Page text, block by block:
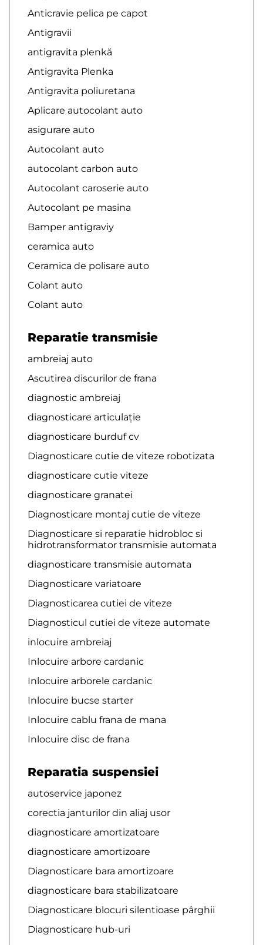
Anticravie pelica pe capot
Antigravii
antigravita plenkă
Antigravita Plenka
Antigravita poliuretana
Aplicare autocolant auto
asigurare auto
Autocolant auto
autocolant carbon auto
Autocolant caroserie auto
Autocolant pe masina
Bamper antigraviy
ceramica auto
Ceramica de polisare auto
Colant auto
Colant auto
Reparatie transmisie
ambreiaj auto
Ascutirea discurilor de frana
diagnostic ambreiaj
diagnosticare articulație
diagnosticare burduf cv
Diagnosticare cutie de viteze robotizata
diagnosticare cutie viteze
diagnosticare granatei
Diagnosticare montaj cutie de viteze
Diagnosticare si reparatie hidrobloc si
hidrotransformator transmisie automata
diagnosticare transmisie automata
Diagnosticare variatoare
Diagnosticarea cutiei de viteze
Diagnosticul cutiei de viteze automate
inlocuire ambreiaj
Inlocuire arbore cardanic
Inlocuire arborele cardanic
Inlocuire bucse starter
Inlocuire cablu frana de mana
Inlocuire disc de frana
Reparatia suspensiei
autoservice japonez
corectia janturilor din aliaj usor
diagnosticare amortizatoare
diagnosticare amortizoare
Diagnosticare bara amortizoare
diagnosticare bara stabilizatoare
Diagnosticare blocuri silentioase pârghii
Diagnosticare hub-uri